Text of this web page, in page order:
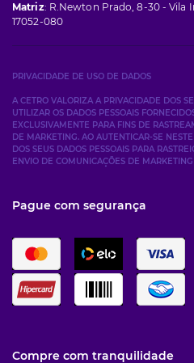
Matriz: R.Newton Prado, 8-30 - Vila
17052-080
PRIVACIDADE DE USO DE DADOS
A CETRO VALORIZA A PRIVACIDADE DOS
UTILIZAR OS DADOS PESSOAIS
EXCLUSIVAMENTE PARA FINS DE
DE MARKETING. AO AUTENTICAR-SE
DOS SEUS DADOS PESSOAIS PARA
ENVIO DE COMUNICAÇÕES DE
Pague com segurança
Compre com tranquilidade